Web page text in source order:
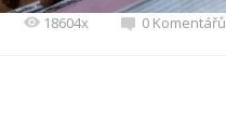
18604x 0 Komentářů